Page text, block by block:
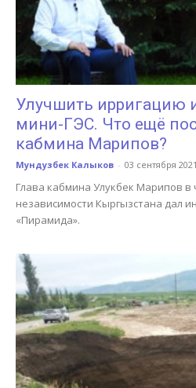
Улучшить ирригацию
мини-ГЭС. Что ещё
кабмина Марипов?
Мундузбек Калыков - 03 сентября 2021
Глава кабмина Улукбек Марипов в
независимости Кыргызстана дал
«Пирамида».